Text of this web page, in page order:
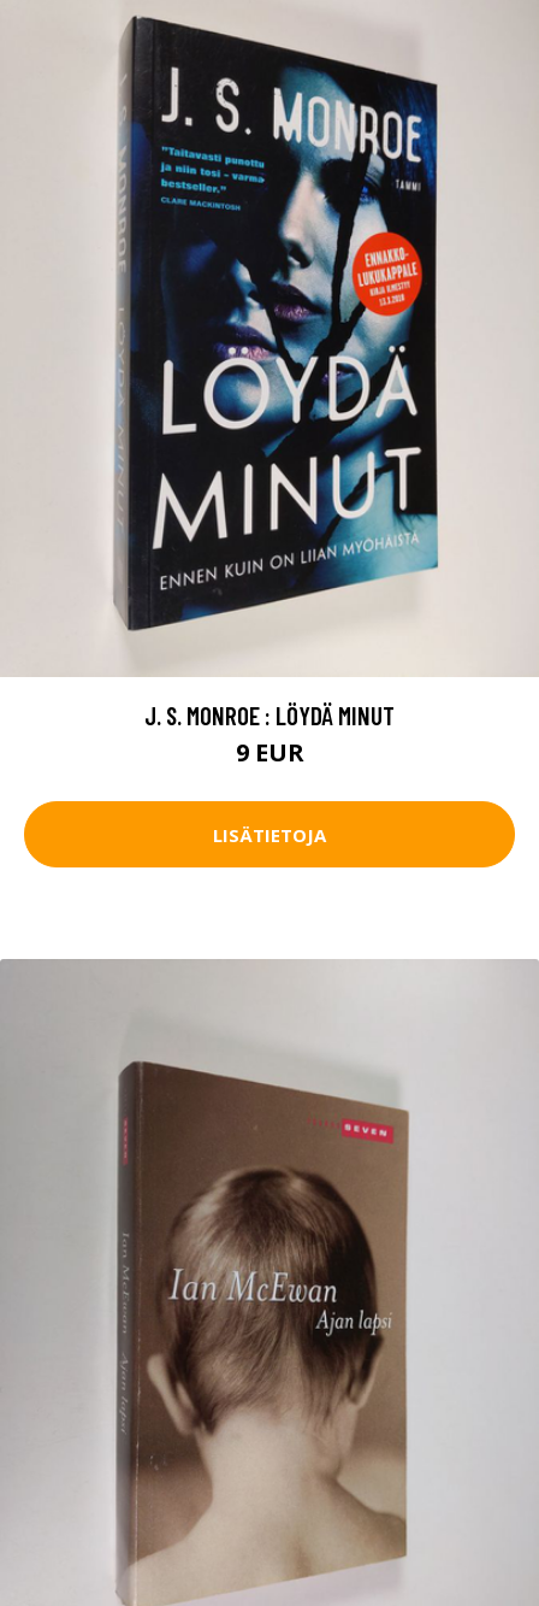
J. S. MONROE : LÖYDÄ MINUT
9 EUR
LISÄTIETOJA